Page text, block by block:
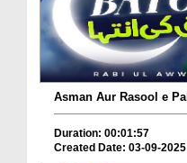
Duration: 00:01:57
Created Date: 03-09-2025